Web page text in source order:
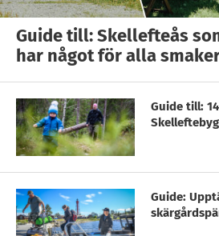
Guide till: Skellefteås
har något för alla
Guide till:
Guide: